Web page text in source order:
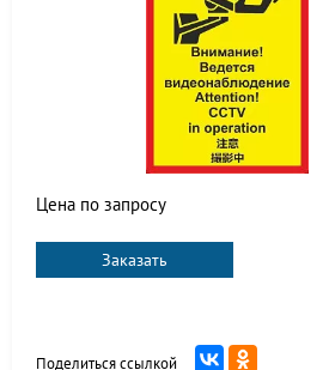
Цена по запросу
Заказать
Поделиться ссылкой